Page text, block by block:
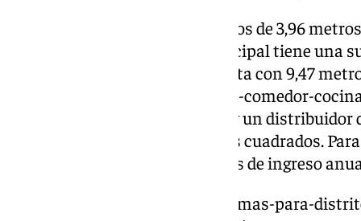
La vivienda cuenta con dos baños de 3,96
dormitorios. El dormitorio principal tiene una
cuadrados, el dormitorio 2 cuenta con 9,47
9,49 metros cuadrados. El salón-comedor-
metros cuadrados. Además, hay un distribuidor
porche cubierto de 16,20 metros cuadrados.
podían superar los 50.000 euros de ingreso
https://www.101tv.es/un-paso-mas-para-